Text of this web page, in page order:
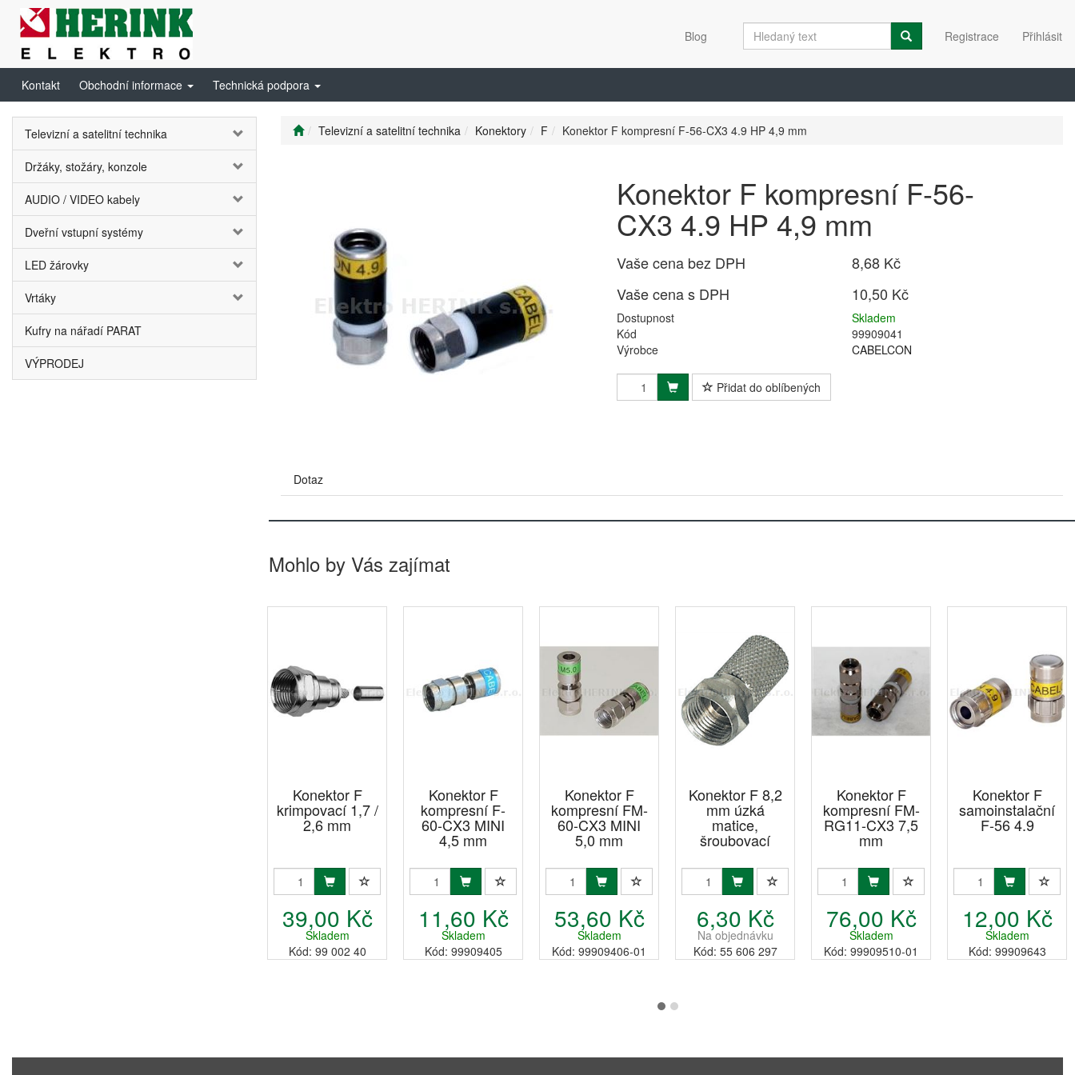
Registrace Přihlásit
Blog
Kontakt Obchodní informace Technická podpora
Televizní a satelitní technika
Držáky, stožáry, konzole
AUDIO / VIDEO kabely
Dveřní vstupní systémy
LED žárovky
Vrtáky
Kufry na nářadí PARAT
VÝPRODEJ
Televizní a satelitní technika Konektory F Konektor F kompresní F-56-CX3 4.9 HP 4,9 mm
Konektor F kompresní F-56-
CX3 4.9 HP 4,9 mm
Vaše cena bez DPH
8,68 Kč
Vaše cena s DPH
10,50 Kč
Dostupnost
Skladem
Kód
99909041
Výrobce
CABELCON
Přidat do oblíbených
Dotaz
Mohlo by Vás zajímat
Konektor F
krimpovací 1,7 /
2,6 mm
39,00 Kč
Skladem
Kód: 99 002 40
Konektor F
kompresní F-
60-CX3 MINI
4,5 mm
11,60 Kč
Skladem
Kód: 99909405
Konektor F
kompresní FM-
60-CX3 MINI
5,0 mm
53,60 Kč
Skladem
Kód: 99909406-01
Konektor F 8,2
mm úzká
matice,
šroubovací
6,30 Kč
Na objednávku
Kód: 55 606 297
Konektor F
kompresní FM-
RG11-CX3 7,5
mm
76,00 Kč
Skladem
Kód: 99909510-01
Konektor F
samoinstalační
F-56 4.9
12,00 Kč
Skladem
Kód: 99909643